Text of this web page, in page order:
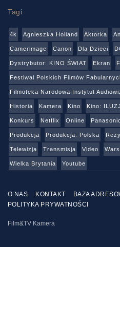
Tagi
4k Agnieszka Holland Aktorka
Camerimage Canon Dla Dzieci
Dystrybutor: KINO ŚWIAT Ekran
Festiwal Polskich Filmów
Filmoteka Narodowa Instytut
Historia Kamera Kino Kino:
Konkurs Netflix Online Panasonic
Produkcja Produkcja: Polska
Telewizja Transmisja Video
Wielka Brytania Youtube
O NAS KONTAKT BAZA
POLITYKA PRYWATNOŚCI
Film&TV Kamera